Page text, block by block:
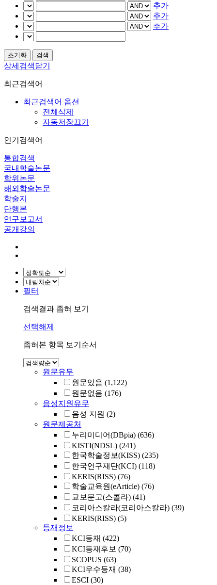
추가
추가
추가
상세검색닫기
최근검색어
최근검색어 옵션
전체삭제
자동저장끄기
인기검색어
통합검색
국내학술논문
학위논문
해외학술논문
학술지
단행본
연구보고서
공개강의
필터
검색결과 좁혀 보기
선택해제
좁혀본 항목 보기순서
원문유무
원문있음 (1,122)
원문없음 (176)
음성지원유무
음성 지원 (2)
원문제공처
누리미디어(DBpia) (636)
KISTI(NDSL) (241)
한국학술정보(KISS) (235)
한국연구재단(KCI) (118)
KERIS(RISS) (76)
학술교육원(eArticle) (76)
교보문고(스콜라) (41)
코리아스칼라(코리아스칼라) (39)
KERIS(RISS) (5)
등재정보
KCI등재 (422)
KCI등재후보 (70)
SCOPUS (63)
KCI우수등재 (38)
ESCI (30)